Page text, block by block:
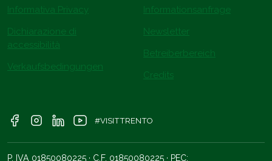
Informativa Privacy
Dichiarazione di
accessibilità
Verkaufsbedingungen
Informationsanfrage
Newsletter
Betreiberbereich
Credits
#VISITTRENTO
P. IVA 01850080225 · C.F. 01850080225 · PEC: